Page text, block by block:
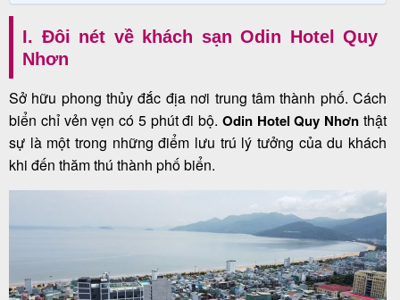
Cảm
nhận
khách
hàng
Tuyển
I. Đôi nét về khách sạn Odin Hotel Quy
Nhơn
Sở hữu phong thủy đắc địa nơi trung tâm thành phố. Cách
biển chỉ vẻn vẹn có 5 phút đi bộ. Odin Hotel Quy Nhơnthật
sự là một trong những điểm lưu trú lý tưởng của du khách
khi đến thăm thú thành phố biển.